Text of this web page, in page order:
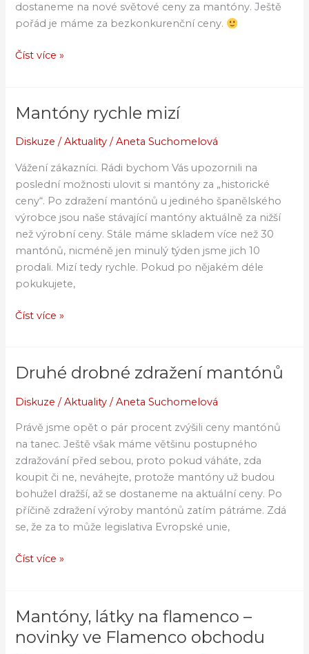
dostaneme na nové světové ceny za mantóny. Ještě
pořád je máme za bezkonkurenční ceny.
Číst více »
Mantóny rychle mizí
Diskuze /Aktuality /Aneta Suchomelová
Vážení zákazníci. Rádi bychom Vás upozornili na
poslední možnosti ulovit si mantóny za „historické
ceny“. Po zdražení mantónů u jediného španělského
výrobce jsou naše stávající mantóny aktuálně za nižší
než výrobní ceny. Stále máme skladem více než 30
mantónů, nicméně jen minulý týden jsme jich 10
prodali. Mizí tedy rychle. Pokud po nějakém déle
pokukujete,
Mantóny
mizí
Číst více »
Druhé drobné zdražení mantónů
Diskuze /Aktuality /Aneta Suchomelová
Právě jsme opět o pár procent zvýšili ceny mantónů
na tanec. Ještě však máme většinu postupného
zdražování před sebou, proto pokud váháte, zda
koupit či ne, neváhejte, protože mantóny už budou
bohužel dražší, až se dostaneme na aktuální ceny. Po
příčině zdražení výroby mantónů zatím pátráme. Zdá
se, že za to může legislativa Evropské unie,
Druhé
zdražení
Číst více »
Mantóny, látky na flamenco –
novinky ve Flamenco obchodu
Mantóny,
na